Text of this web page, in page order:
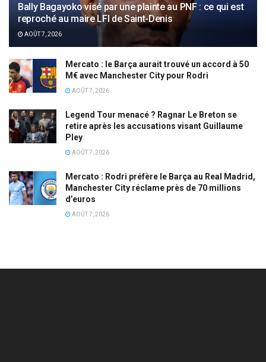
Bally Bagayoko visé par une plainte au PNF : ce qui est
reproché au maire LFI de Saint-Denis
AOÛT 7, 2026
Mercato : le Barça aurait trouvé un accord à 50
M€ avec Manchester City pour Rodri
AOÛT 7, 2026
Legend Tour menacé ? Ragnar Le Breton se
retire après les accusations visant Guillaume
Pley
AOÛT 7, 2026
Mercato : Rodri préfère le Barça au Real Madrid,
Manchester City réclame près de 70 millions
d’euros
AOÛT 7, 2026